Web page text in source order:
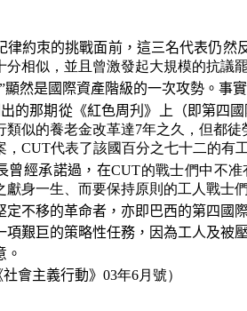
律約朿的挑戰面前，這三名代表仍然
分相似，並且曾激發起大規模的抗議
顯然是國際資產階級的一次攻勢。事
出的那期從《紅色周刋 》上（即第四
類似的養老金改革達7年之久，但都
，CUT代表了該國百分之七十二的有
曾經承諾過，在CUT的戰士們中不
獻身一生、而要保持原則的工人戰士
定不移的革命者，亦即巴西的第四國
項艱巨的策略性任務，因為工人及被
。
社會主義行動》 03年6月號）